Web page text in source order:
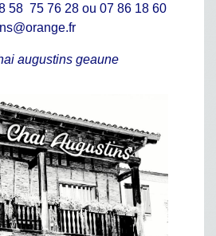
58 75 76 28 ou 07 86 18 60
augustins geaune